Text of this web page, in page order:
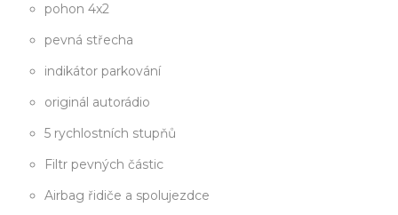
pohon 4x2
pevná střecha
indikátor parkování
originál autorádio
5 rychlostních stupňů
Filtr pevných částic
Airbag řidiče a spolujezdce